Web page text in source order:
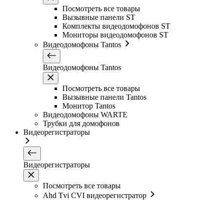
Посмотреть все товары
Вызывные панели ST
Комплекты видеодомофонов ST
Мониторы видеодомофонов ST
Видеодомофоны Tantos
Видеодомофоны Tantos
Посмотреть все товары
Вызывные панели Tantos
Монитор Tantos
Видеодомофоны WARTE
Трубки для домофонов
Видеорегистраторы
Видеорегистраторы
Посмотреть все товары
Ahd Tvi CVI видеорегистратор